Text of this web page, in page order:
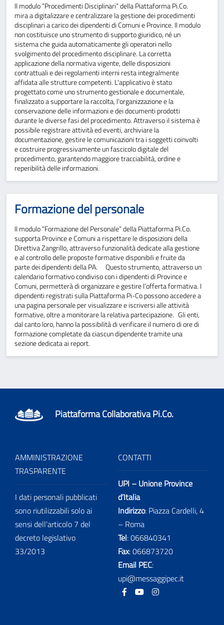
Il modulo “Procedimenti Disciplinari” della Piattaforma Pi.Co.
mira a digitalizzare e centralizzare la gestione dei procedimenti
disciplinari a carico dei dipendenti di Comuni e Province. Il modulo
non costituisce uno strumento di supporto giuridico, né un
sistema che guida automaticamente gli operatori nello
svolgimento del procedimento disciplinare. La corretta
applicazione della normativa vigente, delle disposizioni
contrattuali e dei regolamenti interni resta integralmente
affidata alle strutture competenti. L'applicativo è stato
progettato come uno strumento gestionale e documentale,
finalizzato a supportare la raccolta, l'organizzazione e la
conservazione delle informazioni e dei documenti prodotti
durante le diverse fasi del procedimento. Attraverso il sistema è
possibile registrare attività ed eventi, archiviare la
documentazione, gestire le comunicazioni tra i soggetti coinvolti
e costruire progressivamente un fascicolo digitale del
procedimento, garantendo maggiore tracciabilità, ordine e
reperibilità delle informazioni.
Formazione del personale
Il modulo “Formazione del Personale” della Piattaforma Pi.Co.
supporta Province e Comuni a rispettare le disposizioni della
Direttiva Zangrillo, attraverso funzionalità dedicate alla gestione
e al controllo delle proposte formative disponibili e fruite da
parte dei dipendenti della PA. Questo strumento, attraverso un
calendario formativo condiviso con i dipendenti di Province e
Comuni, permetterà di organizzare e gestire l’offerta formativa. I
dipendenti registrati sulla Piattaforma Pi-Co possono accedere a
una pagina personale per visualizzare e iscriversi alle attività
formative, oltre a monitorare la relativa partecipazione. Gli enti,
dal canto loro, hanno la possibilità di verificare il numero di ore di
formazione completate da ciascun dipendente tramite una
sezione dedicata ai report.
Piattaforma Collaborativa Pi.Co.
AMMINISTRAZIONE
TRASPARENTE
I dati personali pubblicati
sono riutilizzabili solo ai
sensi dell'articolo 7 del
decreto legislativo
33/2013
CONTATTI
UPI – Unione Province
d’Italia
Indirizzo: Piazza Cardelli, 4
– Roma
Tel:066840341
Fax:066873720
Email PEC:
upi@messaggipec.it
FacebookYoutube